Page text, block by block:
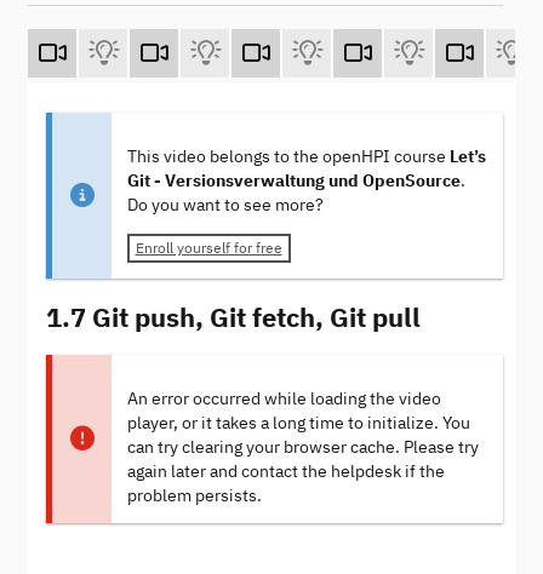
This video belongs to the openHPI course Let’s
Git - Versionsverwaltung und OpenSource.
Do you want to see more?
Enroll yourself for free
1.7 Git push, Git fetch, Git pull
An error occurred while loading the video
player, or it takes a long time to initialize. You
can try clearing your browser cache. Please try
again later and contact the helpdesk if the
problem persists.